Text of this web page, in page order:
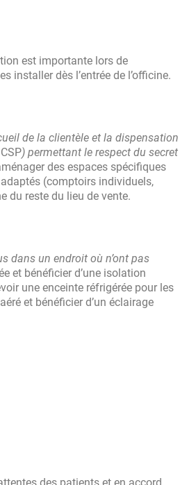
est importante lors de
installer dès l’entrée de l’officine.
de la clientèle et la dispensation
) permettant le respect du secret
des espaces spécifiques
(comptoirs individuels,
du reste du lieu de vente.
dans un endroit où n’ont pas
et bénéficier d’une isolation
une enceinte réfrigérée pour les
et bénéficier d’un éclairage